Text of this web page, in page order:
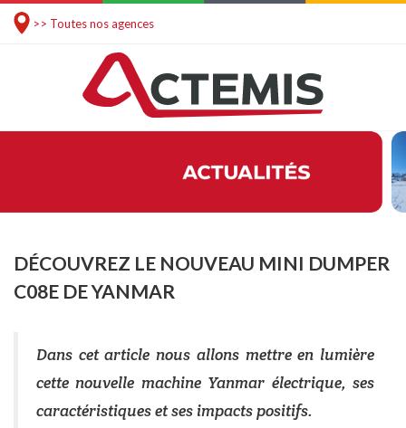
>> Toutes nos agences
DÉCOUVREZ LE NOUVEAU MINI DUMPER
C08E DE YANMAR
Dans cet article nous allons mettre en lumière
cette nouvelle machine Yanmar électrique, ses
caractéristiques et ses impacts positifs.